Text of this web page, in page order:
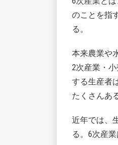
のことを指
る。
本来農業や
2次産業・
する生産者
たくさんあ
近年では、
る。6次産